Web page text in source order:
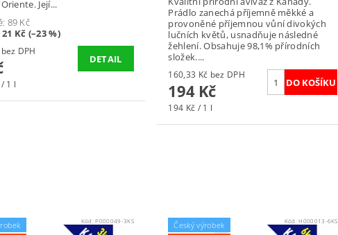
Její...
89 Kč
21 Kč (–23 %)
56,20 Kč bez DPH
1 l
DETAIL
Prádlo zanechá příjemně měkké a
provoněné příjemnou vůní divokých
lučních květů, usnadňuje následné
žehlení. Obsahuje 98,1% přírodních
složek....
160,33 Kč bez DPH
194 Kč
194 Kč / 1 l
Kód:P000049-3KS
Český výrobek
Kód:H000013-6KS